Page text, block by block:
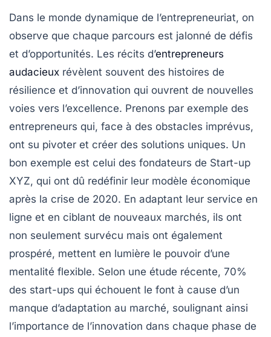
Dans le monde dynamique de l’entrepreneuriat, on
observe que chaque parcours est jalonné de défis
et d’opportunités. Les récits d’entrepreneurs
audacieux révèlent souvent des histoires de
résilience et d’innovation qui ouvrent de nouvelles
voies vers l’excellence. Prenons par exemple des
entrepreneurs qui, face à des obstacles imprévus,
ont su pivoter et créer des solutions uniques. Un
bon exemple est celui des fondateurs de Start-up
XYZ, qui ont dû redéfinir leur modèle économique
après la crise de 2020. En adaptant leur service en
ligne et en ciblant de nouveaux marchés, ils ont
non seulement survécu mais ont également
prospéré, mettent en lumière le pouvoir d’une
mentalité flexible. Selon une étude récente, 70%
des start-ups qui échouent le font à cause d’un
manque d’adaptation au marché, soulignant ainsi
l’importance de l’innovation dans chaque phase de